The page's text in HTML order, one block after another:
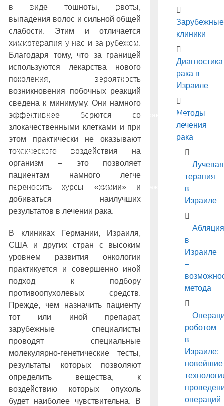
Рак шейки матки Рак яичников
Рак мочевого пузыря Рак печени
Рак простаты Рак прямой кишки
Рак щитовидной железы Лечение рака – цены
Другие онкозаболевания
Эндопротезирование суставов
в виде тошноты, рвоты,
выпадения волос и сильной общей
слабости. Этим и отличается
химиотерапия у нас и за рубежом.
Благодаря тому, что за границей
используются лекарства нового
поколения, вероятность
возникновения побочных реакций
сведена к минимуму. Они намного
эффективнее борются со
злокачественными клетками и при
этом практически не оказывают
токсического воздействия на
организм – это позволяет
пациентам намного легче
переносить курсы «химии» и
добиваться наилучших
результатов в лечении рака.
В клиниках Германии, Израиля,
США и других стран с высоким
уровнем развития онкологии
практикуется и совершенно иной
подход к подбору
противоопухолевых средств.
Прежде, чем назначить пациенту
тот или иной препарат,
зарубежные специалисты
проводят специальные
молекулярно-генетические тесты,
результаты которых позволяют
определить вещества, к
воздействию которых опухоль
будет наиболее чувствительна. В
Зарубежные
клиники
Диагностика
рака в
Израиле
Методы
лечения
рака
Лучевая
терапия
в
Израиле
Абляция
в
Израиле
–
метода
роботом
в
Израиле:
новейшие
операций